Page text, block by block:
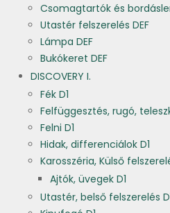
Csomagtartók és
Utastér felszerelés DEF
Lámpa DEF
Bukókeret DEF
DISCOVERY I.
Fék D1
Felfüggesztés, rugó,
Felni D1
Hidak, differenciálok D1
Karosszéria, Külső
Ajtók, üvegek D1
Utastér, belső felszerelés